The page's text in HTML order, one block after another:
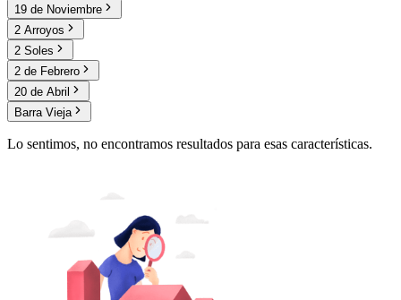
19 de Noviembre
2 Arroyos
2 Soles
2 de Febrero
20 de Abril
Barra Vieja
Lo sentimos, no encontramos resultados para esas características.